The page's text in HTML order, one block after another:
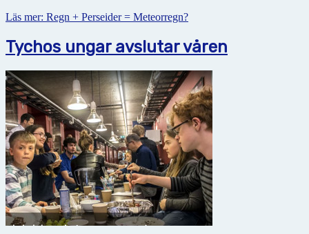
Läs mer: Regn + Perseider = Meteorregn?
Tychos ungar avslutar våren